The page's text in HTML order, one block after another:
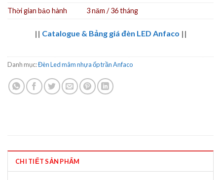
Thời gian bảo hành
3 năm / 36 tháng
|| Catalogue & Bảng giá đèn LED Anfaco ||
Danh mục:Đèn Led mâm nhựa ốp trần Anfaco
CHI TIẾT SẢN PHẨM